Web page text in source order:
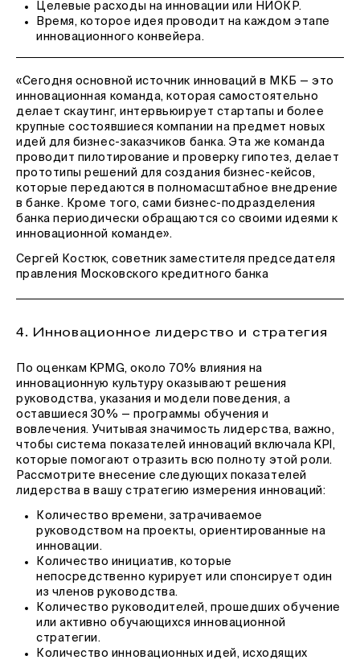
Целевые расходы на инновации или НИОКР.
Время, которое идея проводит на каждом этапе
инновационного конвейера.
«Сегодня основной источник инноваций в МКБ — это
инновационная команда, которая самостоятельно
делает скаутинг, интервьюирует стартапы и более
крупные состоявшиеся компании на предмет новых
идей для бизнес-заказчиков банка. Эта же команда
проводит пилотирование и проверку гипотез, делает
прототипы решений для создания бизнес-кейсов,
которые передаются в полномасштабное внедрение
в банке. Кроме того, сами бизнес-подразделения
банка периодически обращаются со своими идеями к
инновационной команде».
Сергей Костюк, советник заместителя председателя
правления Московского кредитного банка
4. Инновационное лидерство и стратегия
По оценкам KPMG, около 70% влияния на
инновационную культуру оказывают решения
руководства, указания и модели поведения, а
оставшиеся 30% — программы обучения и
вовлечения. Учитывая значимость лидерства, важно,
чтобы система показателей инноваций включала KPI,
которые помогают отразить всю полноту этой роли.
Рассмотрите внесение следующих показателей
лидерства в вашу стратегию измерения инноваций:
Количество времени, затрачиваемое
руководством на проекты, ориентированные на
инновации.
Количество инициатив, которые
непосредственно курирует или спонсирует один
из членов руководства.
Количество руководителей, прошедших обучение
или активно обучающихся инновационной
стратегии.
Количество инновационных идей, исходящих